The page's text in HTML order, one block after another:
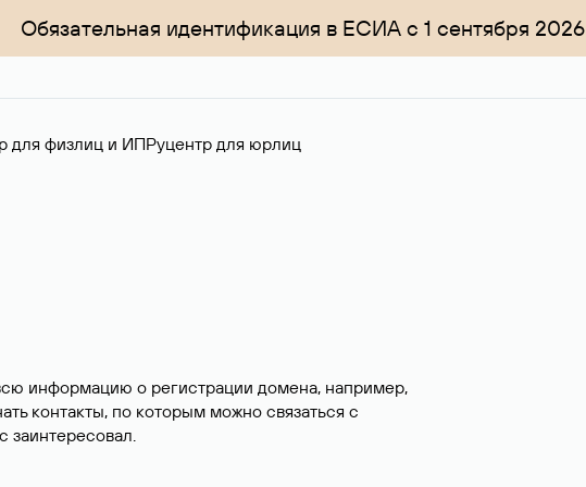
Обязательная идентификация в ЕСИА с 1 сентября 2026
для физлиц и ИПРуцентр для юрлиц
информацию о регистрации домена, например,
контакты, по которым можно связаться с
заинтересовал.